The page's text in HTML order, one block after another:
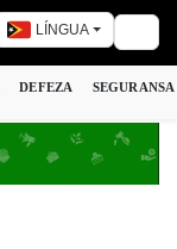
LÍNGUA
DEFEZA SEGURANSA